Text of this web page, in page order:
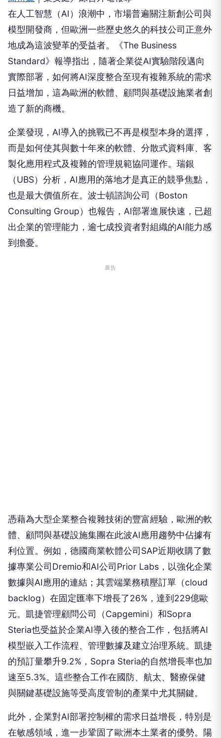
在人工智慧（AI）浪潮中，市場普遍關注新創公司與
模型開發商，但歐洲一些歷史悠久的科技公司正意外
地成為這波變革的受益者。《The Business
Standard》報導指出，隨著企業從AI實驗階段邁向
實際部署，如何將AI深度整合至現有複雜系統的需求
日益增加，這為歐洲的軟體、顧問與基礎設施業者創
造了新的商機。
企業發現，AI導入的挑戰已不再是模型本身的選擇，
而是如何使其與數十年來的軟體、分散式資料庫、客
製化應用程式及複雜的管理規範協同運作。瑞銀
（UBS）分析，AI應用的落地才是真正的競爭焦點，
也是最大價值所在。波士頓諮詢公司（Boston
Consulting Group）也報告，AI部署進展快速，已超
出企業的管理能力，逾七成投資者對組織的AI能力感
到擔憂。
廣告
憑藉為大型企業整合複雜技術的豐富經驗，歐洲的軟
體、顧問與基礎設施集團在此波AI應用趨勢中佔據有
利位置。例如，德國商業軟體公司SAP近期收購了數
據專業公司Dremio和AI公司Prior Labs，以強化企業
數據與AI應用的連結；其雲端業務積壓訂單（cloud
backlog）在固定匯率下增長了26%，達到229億歐
元。凱捷管理顧問公司（Capgemini）和Sopra
Steria也受益於企業AI導入後的整合工作，包括將AI
模型嵌入工作流程、管理數據及建立治理系統。凱捷
的預訂量攀升9.2%，Sopra Steria的自然增長率也加
速至5.3%。這些整合工作在國防、航太、醫療保健
與關鍵基礎設施等受高度管制的產業中尤其關鍵。
此外，企業對AI部署控制權的需求日益增長，特別是
在敏感領域，進一步鞏固了歐洲本土業者的優勢。陽